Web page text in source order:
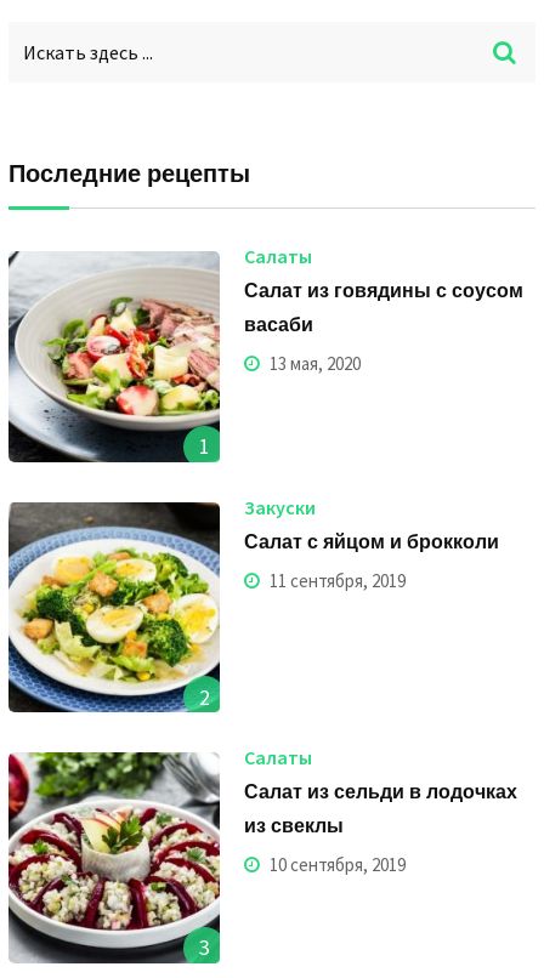
Последние рецепты
1
Салаты
Салат из говядины с соусом
васаби
13 мая, 2020
2
Закуски
Салат с яйцом и брокколи
11 сентября, 2019
3
Салаты
Салат из сельди в лодочках
из свеклы
10 сентября, 2019